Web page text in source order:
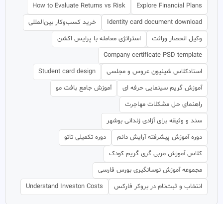
Explore Financial Plans
How to Evaluate Returns vs Risk
Identity card document download
خرید کسب‌وکار بین‌المللی
وکیل انحصار وراثت
استراتژی معامله با پرایس اکشن
Company certificate PSD template
استادکلاس شینیون عروس و مجلسی
Student card design
آموزش گریم سینمایی حرفه ای
آموزش جامع بافت مو
راهنمای حل مشکلات مهاجرت
سند و وثیقه برای آزادی زندانی بوشهر
دوره آموزش پیشرفته آرایش دائم
دوره تکمیلی تاتو
کلاس آموزش مربی گری گریم کودک
مجموعه آموزش نوسانگیری بورس فارسی
انتخاب و ثبت‌نام در بروکر فارکس
Understand Investon Costs